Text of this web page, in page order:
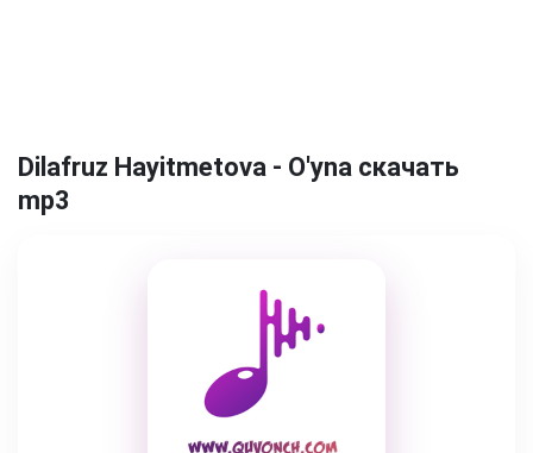
Dilafruz Hayitmetova - O'yna скачать
mp3